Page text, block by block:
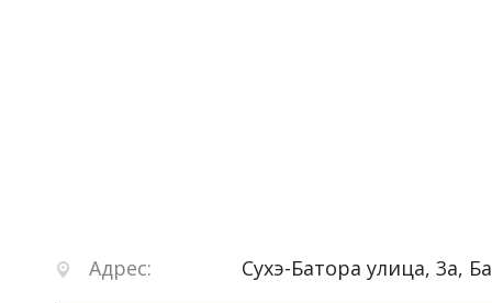
Адрес: Сухэ-Батора улица, 3а,